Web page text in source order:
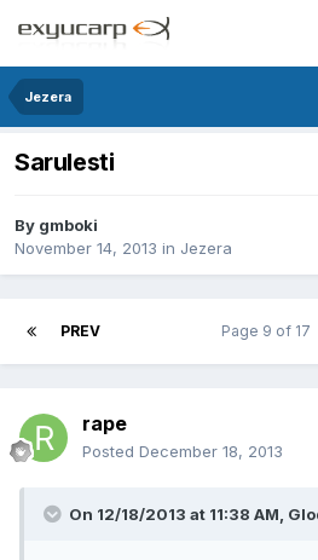
Jezera
Sarulesti
By gmboki
November 14, 2013 in Jezera
PREV Page 9 of 17
rape
Posted December 18, 2013
On 12/18/2013 at 11:38 AM,